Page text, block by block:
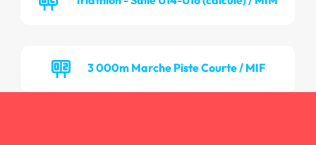
3 000m Marche Piste Courte / MIF